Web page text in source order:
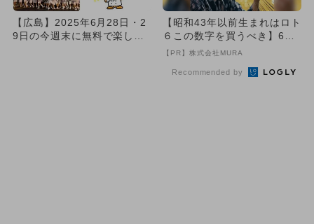
【広島】2025年6月28日・2
9日の今週末に無料で楽しめ
【昭和43年以前生まれはロト
６この数字を買うべき】6つ
の数字が「完全一致」する
【PR】株式会社MURA
Recommended by